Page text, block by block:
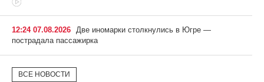
12:24 07.08.2026 Две иномарки столкнулись в Югре —
пострадала пассажирка
ВСЕ НОВОСТИ